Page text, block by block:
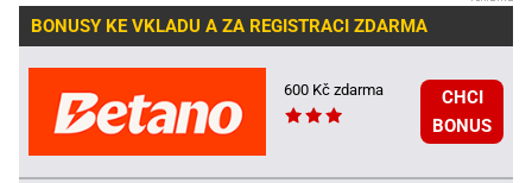
BONUSY KE VKLADU A ZA REGISTRACI ZDARMA
600 Kč zdarma
CHCI
BONUS